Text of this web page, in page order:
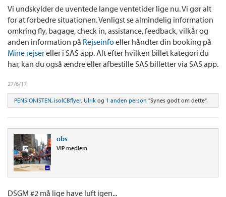
Vi undskylder de uventede lange ventetider lige nu. Vi gør alt
for at forbedre situationen. Venligst se almindelig information
omkring fly, bagage, check in, assistance, feedback, vilkår og
anden information på Rejseinfoeller håndter din booking på
Mine rejsereller i SAS app. Alt efter hvilken billet kategori du
har, kan du også ændre eller afbestille SAS billetter via SAS app.
27/6/17
PENSIONISTEN, isolCBflyer, Ulrik og 1 anden person "Synes godt om dette".
obs
VIP medlem
DSGM #2 må lige have luft igen...